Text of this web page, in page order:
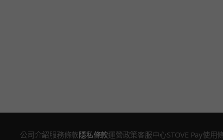
公司介紹服務條款隱私條款運營政策客服中心STOVE Pay使用